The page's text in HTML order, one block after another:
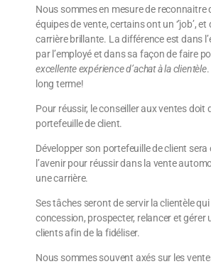
Nous sommes en mesure de reconnaitre
équipes de vente, certains ont un ‘’job’,
carrière brillante. La différence est dans
par l’employé et dans sa façon de faire
excellente expérience d’achat à la clientèle.
long terme!
Pour réussir, le conseiller aux ventes doit
portefeuille de client.
Développer son portefeuille de client sera
l’avenir pour réussir dans la vente
une carrière.
Ses tâches seront de servir la clientèle
concession, prospecter, relancer et gérer
clients afin de la fidéliser.
Nous sommes souvent axés sur les